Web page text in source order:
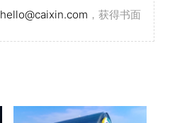
hello@caixin.com ，获得书面